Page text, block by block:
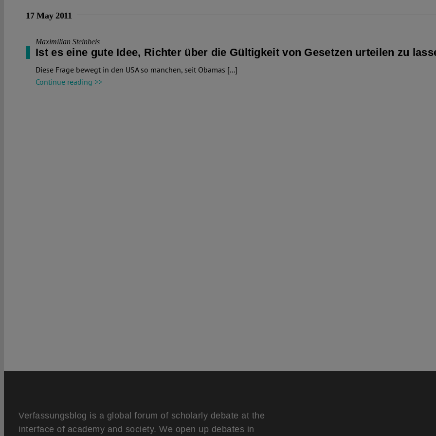
17 May 2011
Maximilian Steinbeis
Ist es eine gute Idee, Richter über die Gültigkeit von Gesetzen urteilen zu
Diese Frage bewegt in den USA so manchen, seit Obamas [...]
Continue reading >>
Verfassungsblog is a global forum of scholarly debate at the
interface of academy and society. We open up debates in